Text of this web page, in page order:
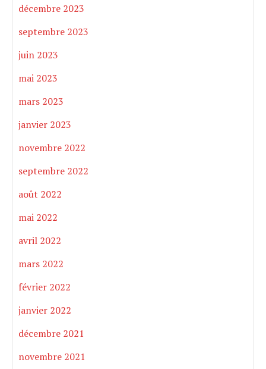
décembre 2023
septembre 2023
juin 2023
mai 2023
mars 2023
janvier 2023
novembre 2022
septembre 2022
août 2022
mai 2022
avril 2022
mars 2022
février 2022
janvier 2022
décembre 2021
novembre 2021